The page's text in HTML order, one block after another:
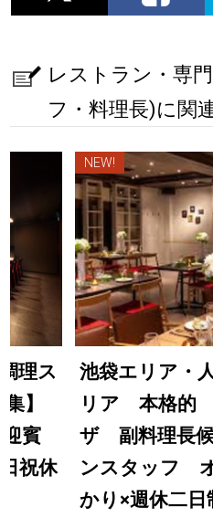
レストラン・専
フ・料理長)に関
理ス
】
賓
祝休
NEW!
池袋エリア・
リア 本格的
ザ 副料理長
ンスタッフ
かり×週休二日